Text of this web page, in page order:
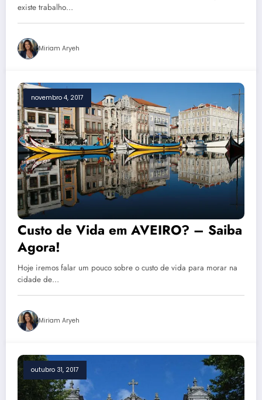
existe trabalho…
Miriam Aryeh
novembro 4, 2017
Custo de Vida em AVEIRO? – Saiba
Agora!
Hoje iremos falar um pouco sobre o custo de vida para morar na
cidade de…
Miriam Aryeh
outubro 31, 2017